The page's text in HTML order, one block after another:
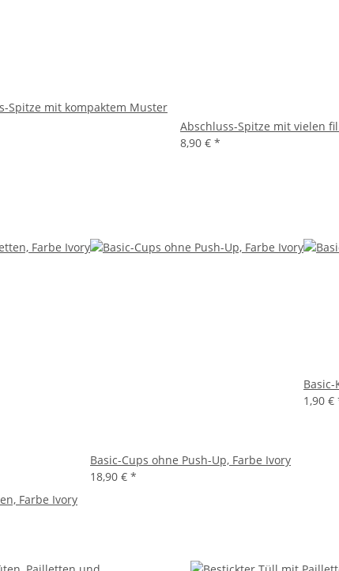
Spitze mit kompaktem Muster
Abschluss-Spitze mit vielen
8,90 € *
Farbe Ivory
Basic-Cups ohne Push-Up, Farbe Ivory
18,90 € *
1,90 €